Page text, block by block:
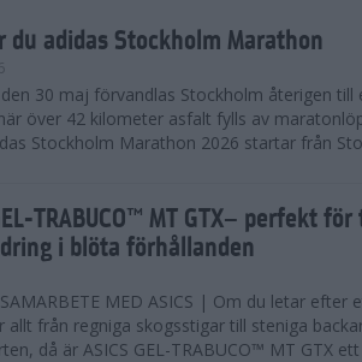
du adidas Stockholm Marathon
30 maj förvandlas Stockholm återigen till
över 42 kilometer asfalt fylls av
Stockholm Marathon 2026 startar från
TRABUCO™ MT GTX– perfekt
i blöta förhållanden
MED ASICS | Om du letar efter
allt från regniga skogsstigar till steniga
då är ASICS GEL-TRABUCO™ MT GTX ett